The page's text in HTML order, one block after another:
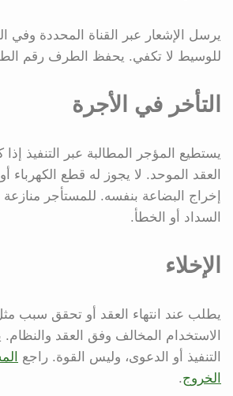
يرسل الإشعار عبر القناة المحددة وفي
للوسيط لا تكفي. يحفظ الطرف رقم
التأخر في الأجرة
يستطيع المؤجر المطالبة عبر التنفيذ إذا
العقد الموحد. لا يجوز له قطع الكهرباء
إخراج البضاعة بنفسه. للمستأجر منازعة
السداد أو الخطأ.
الإخلاء
يطلب عند انتهاء العقد أو تحقق سبب
الاستخدام المخالف وفق العقد
التنفيذ أو الدعوى، وليس القوة. راجع
الخروج.